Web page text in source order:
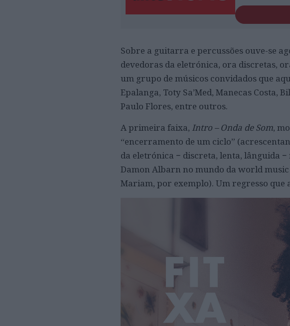
Sobre a guitarra e percussões ouve-se
devedoras da eletrónica, ora discretas,
um grupo de músicos convidados que
Epalanga, Toty Sa’Med, Manecas Costa,
Paulo Flores, entre outros.
A primeira faixa, Intro – Onda de Som,
“encerramento de um ciclo”
da eletrónica − discreta, lenta, lânguida
Damon Albarn no mundo da world
Mariam, por exemplo). Um regresso que